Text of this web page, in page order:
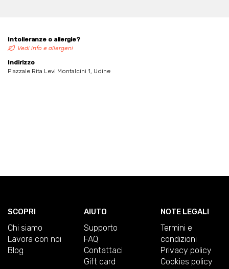
Intolleranze o allergie?
Vedi info e allergeni
Indirizzo
Piazzale Rita Levi Montalcini 1, Udine
SCOPRI
Chi siamo
Lavora con noi
Blog
AIUTO
Supporto
FAQ
Contattaci
Gift card
NOTE LEGALI
Termini e
condizioni
Privacy policy
Cookies policy